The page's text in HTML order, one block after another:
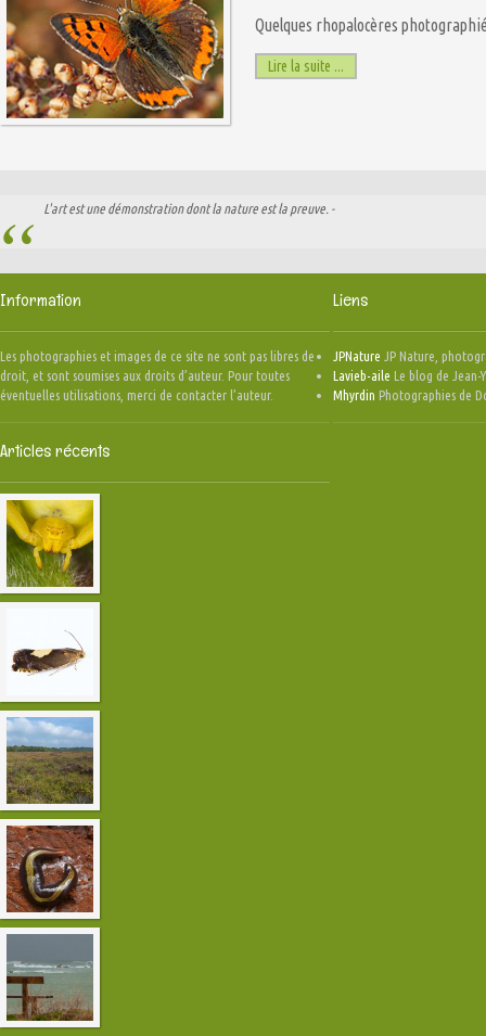
Quelques rhopalocères
Lire la suite ...
L'art est une démonstration dont la nature est la preuve. -
Information
Les photographies et images de ce site ne sont pas libres de
droit, et sont soumises aux droits d’auteur. Pour toutes
éventuelles utilisations, merci de contacter l’auteur.
Articles récents
Liens
JPNature JP Nature,
Lavieb-aile Le blog de Jean-
Mhyrdin Photographies de